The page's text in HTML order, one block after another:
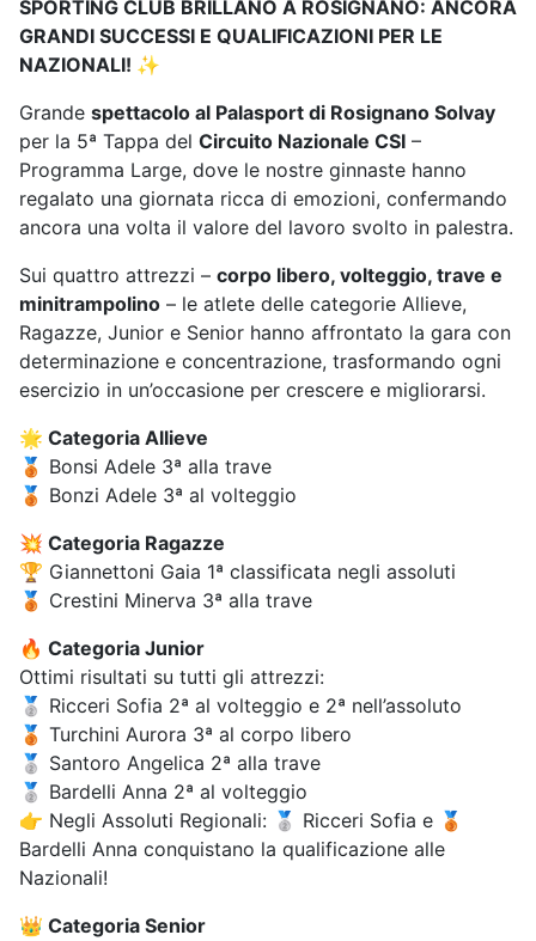
SPORTING CLUB BRILLANO A ROSIGNANO: ANCORA
GRANDI SUCCESSI E QUALIFICAZIONI PER LE
NAZIONALI! ✨
Grande spettacolo al Palasport di Rosignano Solvay
per la 5ª Tappa del Circuito Nazionale CSI –
Programma Large, dove le nostre ginnaste hanno
regalato una giornata ricca di emozioni, confermando
ancora una volta il valore del lavoro svolto in palestra.
Sui quattro attrezzi – corpo libero, volteggio, trave e
minitrampolino – le atlete delle categorie Allieve,
Ragazze, Junior e Senior hanno affrontato la gara con
determinazione e concentrazione, trasformando ogni
esercizio in un’occasione per crescere e migliorarsi.
🌟 Categoria Allieve
🥉 Bonsi Adele 3ª alla trave
🥉 Bonzi Adele 3ª al volteggio
💥 Categoria Ragazze
🏆 Giannettoni Gaia 1ª classificata negli assoluti
🥉 Crestini Minerva 3ª alla trave
🔥 Categoria Junior
Ottimi risultati su tutti gli attrezzi:
🥈 Ricceri Sofia 2ª al volteggio e 2ª nell’assoluto
🥉 Turchini Aurora 3ª al corpo libero
🥈 Santoro Angelica 2ª alla trave
🥈 Bardelli Anna 2ª al volteggio
👉 Negli Assoluti Regionali: 🥈 Ricceri Sofia e 🥉
Bardelli Anna conquistano la qualificazione alle
Nazionali!
👑 Categoria Senior